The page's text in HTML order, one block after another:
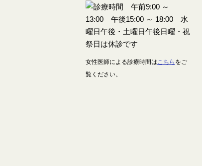
女性医師による診療時間はこちら をご
覧ください。